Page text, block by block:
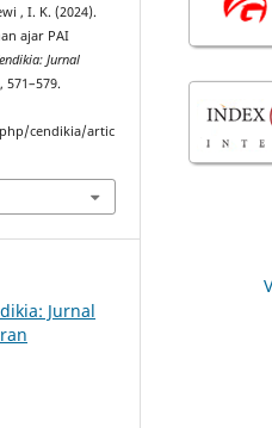
, I. K. (2024).
ajar PAI
Jurnal
571–579.
cendikia/artic
Jurnal